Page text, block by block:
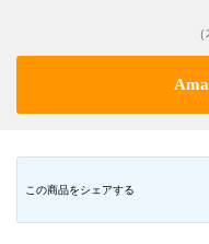
この商品をシェアする